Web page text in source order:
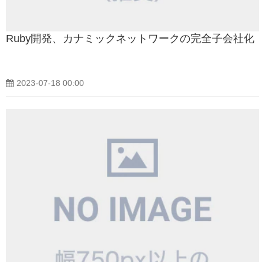
Ruby開発、カナミックネットワークの完全子会社化
2023-07-18 00:00